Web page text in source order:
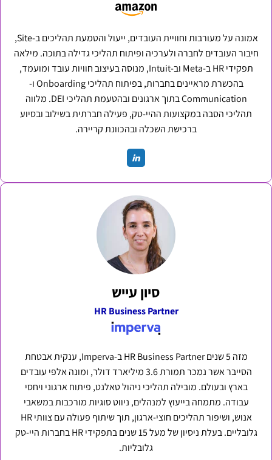
אמונה על מעורבות וחוויית העובדים, ייעול והטמעת תהליכים ב-Site,
חיבור העובדים לחברה ולערכיה ופיתוח תהליכי גדילה בתוכה. מילאה
תפקידי HR ב-Meta וב-Intuit, מנוסה בעיצוב חוויות עובד ומועמד,
בהכשרת מראיינים בחברות, בפיתוח תהליכי Onboarding ו-
Communication בתוך ארגונים ובהטעמת תהליכי DEI. מלווה
תהליכי הסבה במקצועות ההיי-טק, פעילה חברתית בשילוב ובסיוע
ברכישת השכלה ובהכוונת קריירה.
סיון עייש
HR Business Partner
מזה 5 שנים HR Business Partner ב-Imperva, ענקית אבטחת
הסייבר אשר נמכר תמורת 3.6 מיליארד דולר, ומונה אלפי עובדים
בארץ ובעולם. מובילה תהליכי ניהול טאלנט, פיתוח ארגוני ויחסי
עבודה. מתמחה בייעוץ למנהלים, ניווט סוגיות מורכבות במשאבי
אנוש, ושיפור תהליכים חוצי-ארגון, תוך שיתוף פעולה עם צוותי HR
גלובליים. בעלת ניסיון של מעל 15 שנים בתפקידי HR בחברות היי-טק
גלובליות.